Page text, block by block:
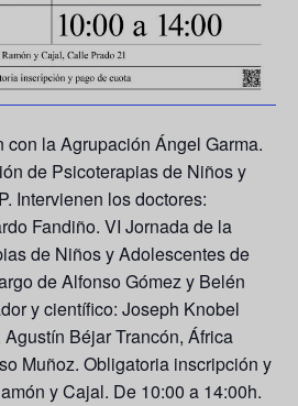
con la Agrupación Ángel Garma.
de Psicoterapias de Niños y
Intervienen los doctores:
Fandiño. VI Jornada de la
de Niños y Adolescentes de
de Alfonso Gómez y Belén
y científico: Joseph Knobel
Béjar Trancón, África
Muñoz. Obligatoria inscripción y
y Cajal. De 10:00 a 14:00h.